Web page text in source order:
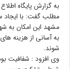
به گزارش پایگاه
مطلب گفت: با ایجاد
مشهد این امکان به
به آسانی از هزینه
شوند.
وی افزود : شفافیت